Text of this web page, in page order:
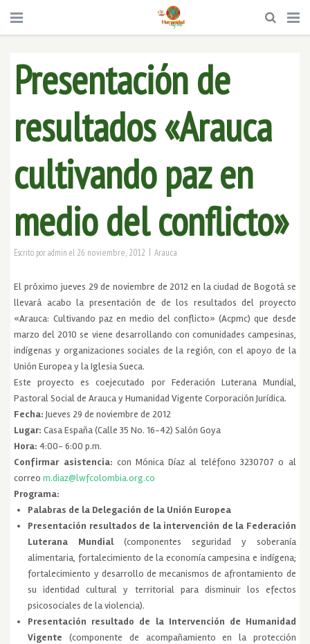
Presentación de
resultados «Arauca
cultivando paz en
medio del conflicto»
Escrito poradmin el 26 noviembre, 2012 | Arauca
El próximo jueves 29 de noviembre de 2012 en la ciudad de Bogotá se
llevará acabo la presentación de de los resultados del proyecto
«Arauca: Cultivando paz en medio del conflicto» (Acpmc) que desde
marzo del 2010 se viene desarrollando con comunidades campesinas,
indígenas y organizaciones sociales de la región, con el apoyo de la
Unión Europea y la Iglesia Sueca.
Este proyecto es coejecutado por Federación Luterana Mundial,
Pastoral Social de Arauca y Humanidad Vigente Corporación Jurídica.
Fecha:Jueves 29 de noviembre de 2012
Lugar: Casa España (Calle 35 No. 16-42) Salón Goya
Hora: 4:00- 6:00 p.m.
Confirmar asistencia: con Mónica Díaz al teléfono 3230707 o al
correom.diaz@lwfcolombia.org.co
Programa:
Palabras de la Delegación de la Unión Europea
Presentación resultados de la intervención de la Federación
Luterana Mundial(componentes seguridad y soberanía
alimentaria, fortalecimiento de la economía campesina e indígena;
fortalecimiento y desarrollo de mecanismos de afrontamiento de
su identidad cultural y territorial para disminuir los efectos
psicosociales de la violencia).
Presentación resultado de la Intervención de Humanidad
Vigente (componente de acompañamiento en la protección